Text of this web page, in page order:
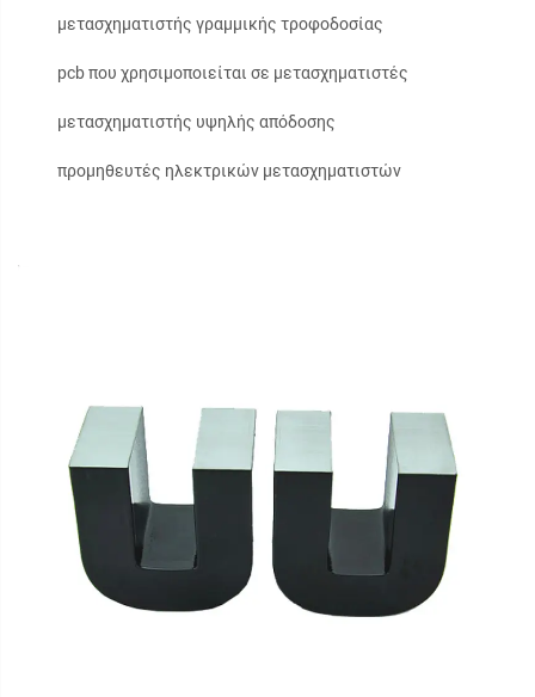
μετασχηματιστής γραμμικής τροφοδοσίας
pcb που χρησιμοποιείται σε μετασχηματιστές
μετασχηματιστής υψηλής απόδοσης
προμηθευτές ηλεκτρικών μετασχηματιστών